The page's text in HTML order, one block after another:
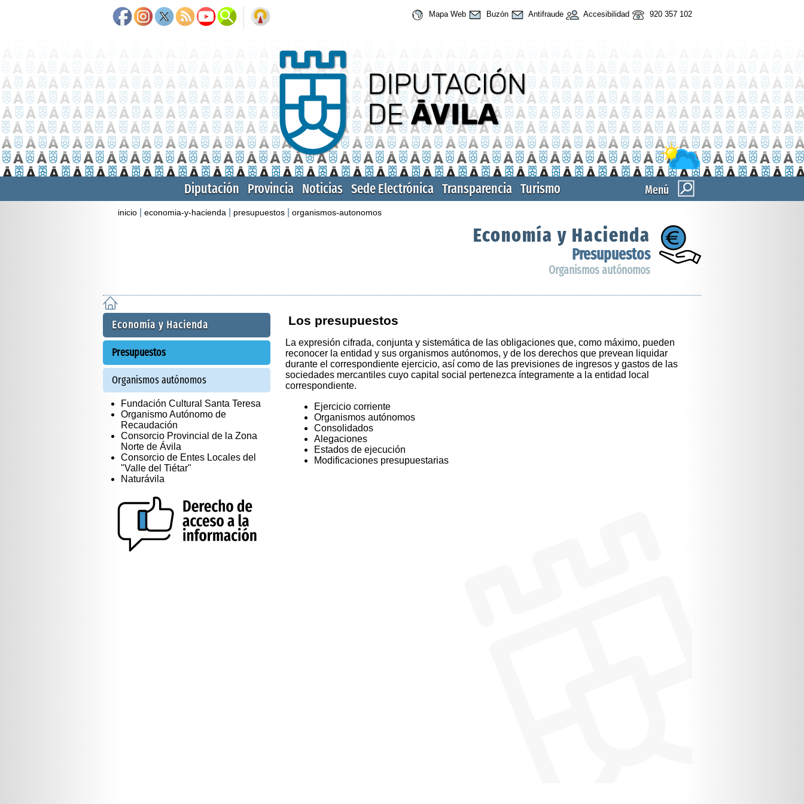
Mapa Web Buzón Antifraude Accesibilidad 920 357 102
Menú
Diputación Provincia Noticias Sede Electrónica Transparencia Turismo
inicio economia-y-hacienda presupuestos organismos-autonomos
Economía y Hacienda
Presupuestos
Organismos autónomos
Economía y Hacienda
Presupuestos
Organismos autónomos
Fundación Cultural Santa Teresa
Organismo Autónomo de
Recaudación
Consorcio Provincial de la Zona
Norte de Ávila
Consorcio de Entes Locales del
"Valle del Tiétar"
Naturávila
Los presupuestos
La expresión cifrada, conjunta y sistemática de las obligaciones que, como máximo, pueden
reconocer la entidad y sus organismos autónomos, y de los derechos que prevean liquidar
durante el correspondiente ejercicio, así como de las previsiones de ingresos y gastos de las
sociedades mercantiles cuyo capital social pertenezca íntegramente a la entidad local
correspondiente.
Ejercicio corriente
Organismos autónomos
Consolidados
Alegaciones
Estados de ejecución
Modificaciones presupuestarias